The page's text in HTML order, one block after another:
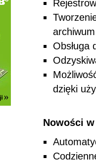
archiwum
Obsługa
dzięki
Nowości